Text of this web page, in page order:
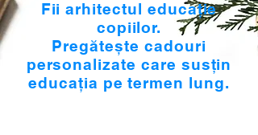
Fii arhitectul educație
copiilor.
Pregătește cadouri
personalizate care susțin
educația pe termen lung.